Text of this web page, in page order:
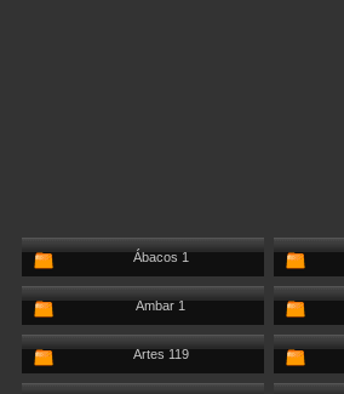
Ábacos 1
Ambar 1
Artes 119